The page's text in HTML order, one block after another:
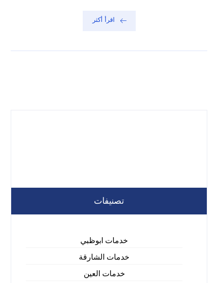
اقرأ أكثر
تصنيفات
خدمات ابوظبي
خدمات الشارقة
خدمات العين